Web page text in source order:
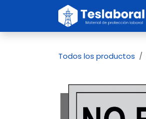
Todos los productos